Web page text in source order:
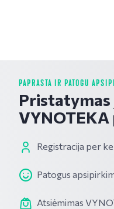
PAPRASTA IR PATOGU
Pristatymas
Registracija per
Patogus
Atsiėmimas